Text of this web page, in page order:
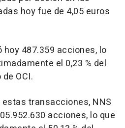
hoy fue de 4,05 euros
hoy 487.359 acciones, lo
el 0,23 % del
OCI.
transacciones, NNS
acciones, lo que